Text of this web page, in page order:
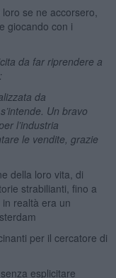
se ne accorsero,
giocando con i
da far riprendere a
da
Un bravo
l’industria
le vendite, grazie
della loro vita, di
strabilianti, fino a
realtà era un
per il cercatore di
esplicitare